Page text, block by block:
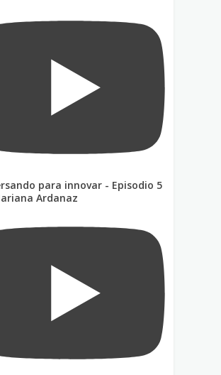
para innovar - Episodio 5
Ardanaz